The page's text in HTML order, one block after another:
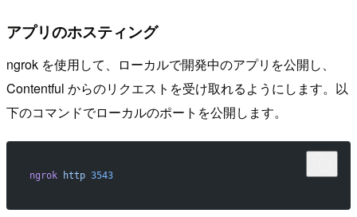
アプリのホスティング
ngrok を使用して、ローカルで開発中のアプリを公開し、
Contentful からのリクエストを受け取れるようにします。以
下のコマンドでローカルのポートを公開します。
ngrok http 3543